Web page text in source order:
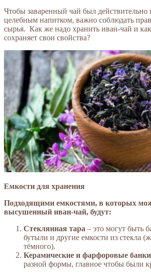
Чтобы заваренный чай был
целебным напитком, важно соблюдать
сырья. Как же надо хранить иван-чай и
сохраняет свои свойства?
Емкости для хранения
Подходящими емкостями, в которых
высушенный иван-чай, будут:
Стеклянная тара – это могут быть
бутыли и другие емкости из стекла
тёмного).
Керамические и фарфоровые
разной формы, главное чтобы были